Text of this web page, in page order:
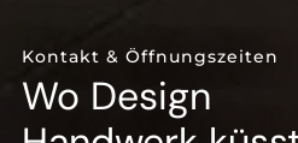
Kontakt & Öffnungszeiten
Wo Design